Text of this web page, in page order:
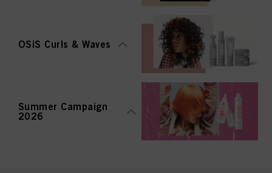
OSiS Curls & Waves
Summer Campaign
2026